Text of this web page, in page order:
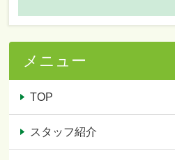
メニュー
TOP
スタッフ紹介